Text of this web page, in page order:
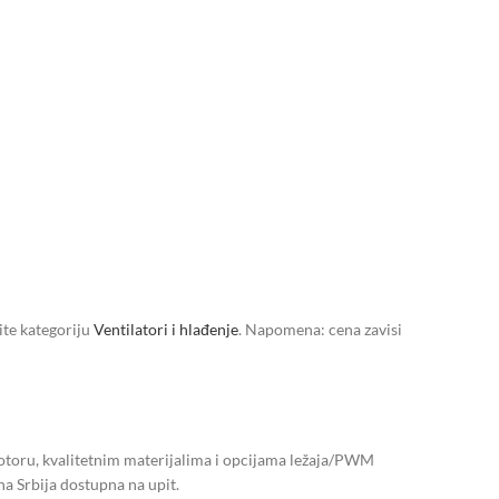
kategoriju Ventilatori i hlađenje. Napomena: cena zavisi
kvalitetnim materijalima i opcijama ležaja/PWM
Srbija dostupna na upit.